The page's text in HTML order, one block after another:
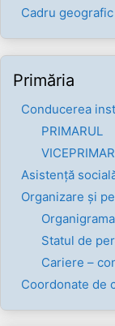
Cadru geografic
Primăria
Conducerea
PRIMARUL
Asistență
Organizare și
Organigrama
Statul de
Cariere –
Coordonate de